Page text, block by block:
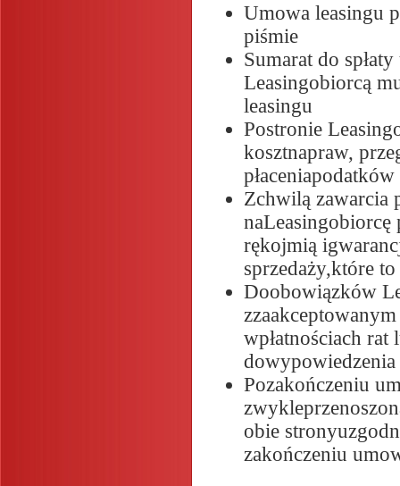
Umowa leasingu
piśmie
Sumarat do
Leasingobiorcą
leasingu
Postronie
kosztnapraw,
Zchwilą zawarcia
naLeasingobiorcę
rękojmią
sprzedaży,które
Doobowiązków
wpłatnościach
Pozakończeniu
obie
zakończeniu